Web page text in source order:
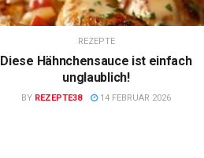
REZEPTE
Diese Hähnchensauce ist einfach
unglaublich!
BY REZEPTE38 14 FEBRUAR 2026